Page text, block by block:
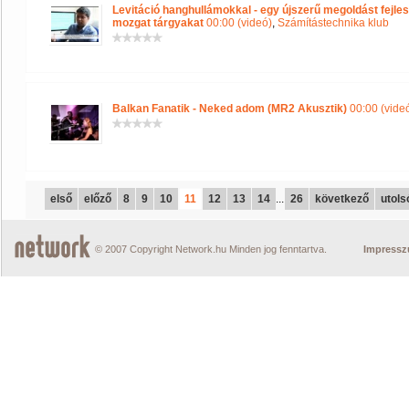
Levitáció hanghullámokkal - egy újszerű megoldást
mozgat tárgyakat 00:00 (videó), Számítástechnika klub
Balkan Fanatik - Neked adom (MR2 Akusztik) 00:00
első előző 8 9 10 11 12 13 14 ... 26 következő
© 2007 Copyright Network.hu Minden jog fenntartva.